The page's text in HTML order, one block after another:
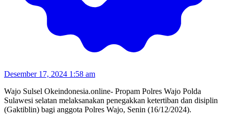
Desember 17, 2024 1:58 am
Wajo Sulsel Okeindonesia.online- Propam Polres Wajo Polda
Sulawesi selatan melaksanakan penegakkan ketertiban dan disiplin
(Gaktiblin) bagi anggota Polres Wajo, Senin (16/12/2024).